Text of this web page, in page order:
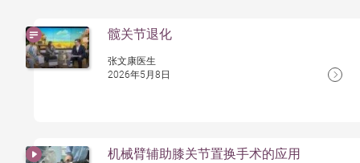
髋关节退化
张文康医生
2026年5月8日
机械臂辅助膝关节置换手术的应用